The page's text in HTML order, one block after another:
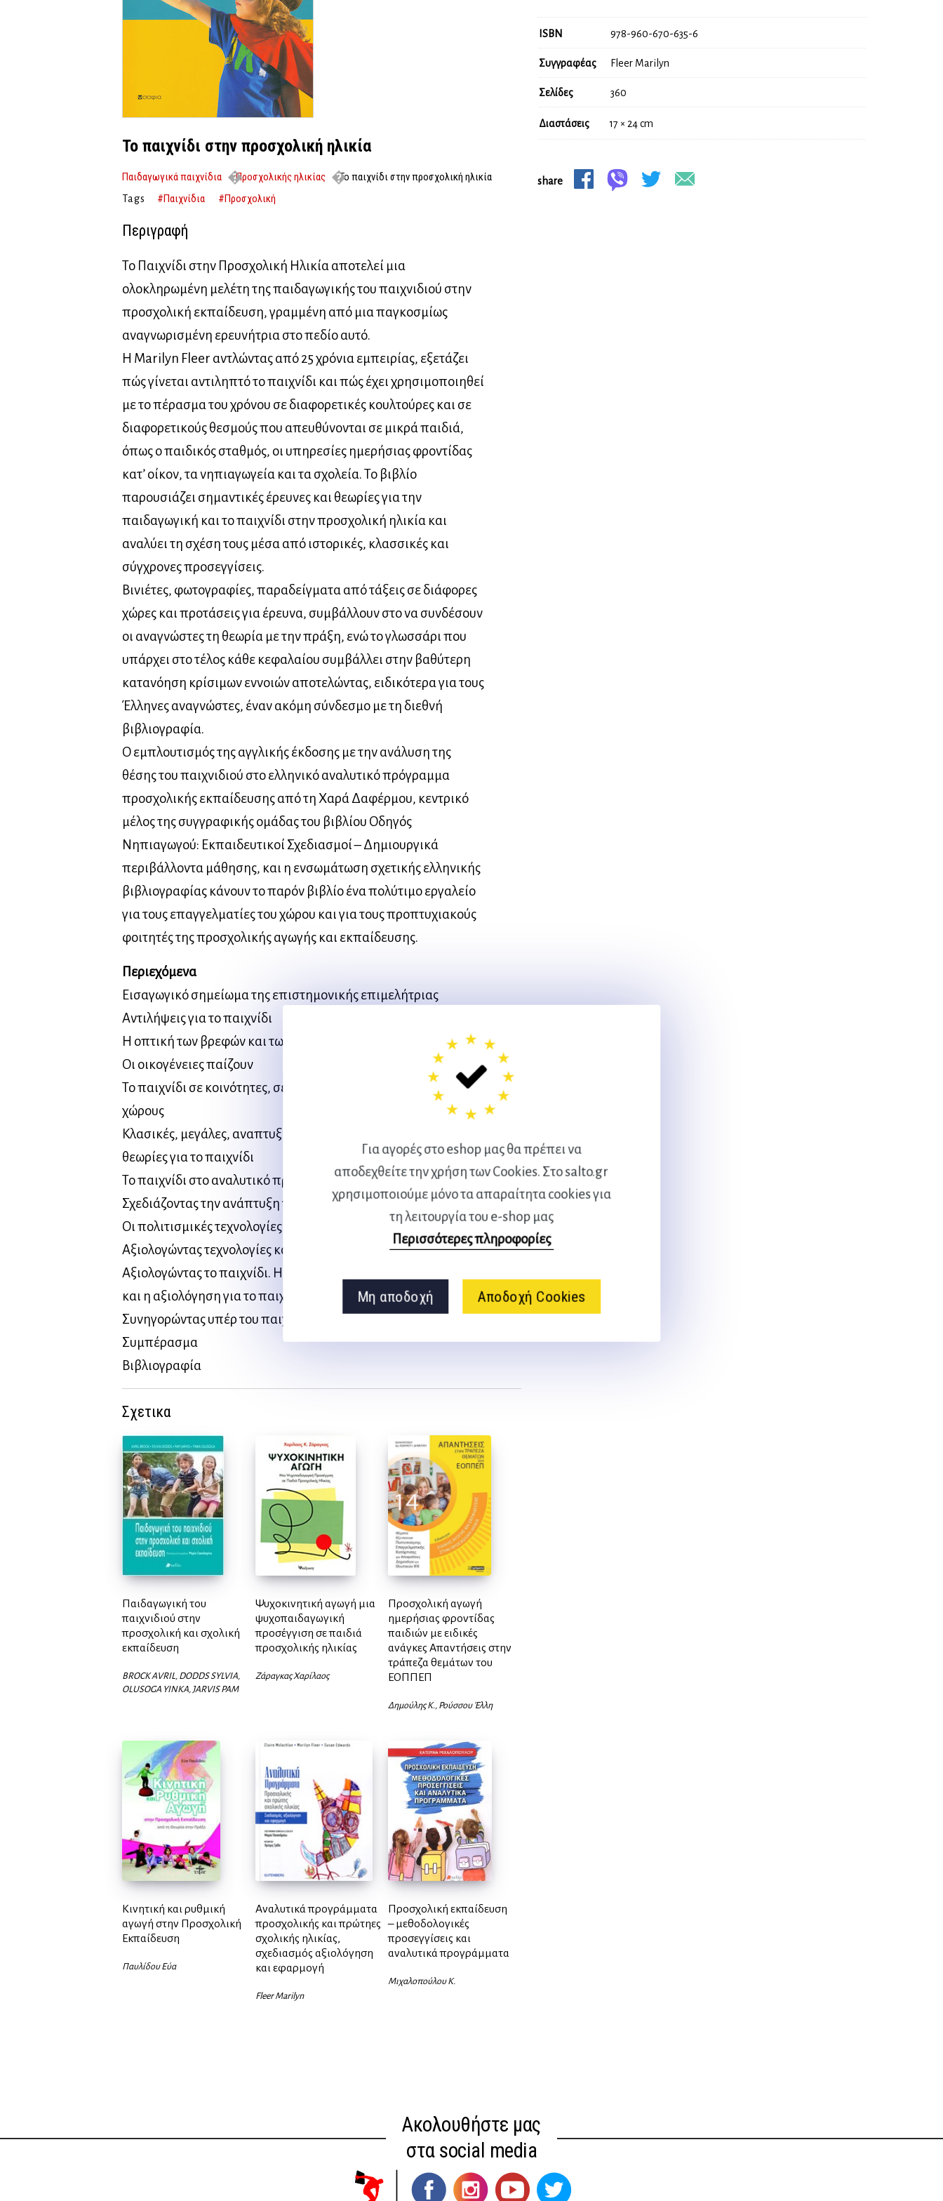
Για αγορές στο eshop μας θα πρέπει να
αποδεχθείτε την χρήση των Cookies. Στο salto.gr
χρησιμοποιούμε μόνο τα απαραίτητα cookies για
τη λειτουργία του e-shop μας
Περισσότερες πληροφορίες
Μη αποδοχή Αποδοχή Cookies
Διαστάσεις 17 × 24 cm
ISBN 978-960-670-635-6
Συγγραφέας Fleer Marilyn
Σελίδες 360
share
Το παιχνίδι στην προσχολική ηλικία
Παιδαγωγικά παιχνίδια Προσχολικής ηλικίας Το παιχνίδι στην προσχολική ηλικία
Tags #Παιχνίδια #Προσχολική
Περιγραφή
Το Παιχνίδι στην Προσχολική Ηλικία αποτελεί μια
ολοκληρωμένη μελέτη της παιδαγωγικής του παιχνιδιού στην
προσχολική εκπαίδευση, γραμμένη από μια παγκοσμίως
αναγνωρισμένη ερευνήτρια στο πεδίο αυτό.
Η Marilyn Fleer αντλώντας από 25 χρόνια εμπειρίας, εξετάζει
πώς γίνεται αντιληπτό το παιχνίδι και πώς έχει χρησιμοποιηθεί
με το πέρασμα του χρόνου σε διαφορετικές κουλτούρες και σε
διαφορετικούς θεσμούς που απευθύνονται σε μικρά παιδιά,
όπως ο παιδικός σταθμός, οι υπηρεσίες ημερήσιας φροντίδας
κατ’ οίκον, τα νηπιαγωγεία και τα σχολεία. Το βιβλίο
παρουσιάζει σημαντικές έρευνες και θεωρίες για την
παιδαγωγική και το παιχνίδι στην προσχολική ηλικία και
αναλύει τη σχέση τους μέσα από ιστορικές, κλασσικές και
σύγχρονες προσεγγίσεις.
Βινιέτες, φωτογραφίες, παραδείγματα από τάξεις σε διάφορες
χώρες και προτάσεις για έρευνα, συμβάλλουν στο να συνδέσουν
οι αναγνώστες τη θεωρία με την πράξη, ενώ το γλωσσάρι που
υπάρχει στο τέλος κάθε κεφαλαίου συμβάλλει στην βαθύτερη
κατανόηση κρίσιμων εννοιών αποτελώντας, ειδικότερα για τους
Έλληνες αναγνώστες, έναν ακόμη σύνδεσμο με τη διεθνή
βιβλιογραφία.
Ο εμπλουτισμός της αγγλικής έκδοσης με την ανάλυση της
θέσης του παιχνιδιού στο ελληνικό αναλυτικό πρόγραμμα
προσχολικής εκπαίδευσης από τη Χαρά Δαφέρμου, κεντρικό
μέλος της συγγραφικής ομάδας του βιβλίου Οδηγός
Νηπιαγωγού: Εκπαιδευτικοί Σχεδιασμοί – Δημιουργικά
περιβάλλοντα μάθησης, και η ενσωμάτωση σχετικής ελληνικής
βιβλιογραφίας κάνουν το παρόν βιβλίο ένα πολύτιμο εργαλείο
για τους επαγγελματίες του χώρου και για τους προπτυχιακούς
φοιτητές της προσχολικής αγωγής και εκπαίδευσης.
Περιεχόμενα
Εισαγωγικό σημείωμα της επιστημονικής επιμελήτριας
Αντιλήψεις για το παιχνίδι
Η οπτική των βρεφών και των μικρών παιδιών για το παιχνίδι
Οι οικογένειες παίζουν
Το παιχνίδι σε κοινότητες, σε τάξεις και σε εκπαιδευτικούς
χώρους
Κλασικές, μεγάλες, αναπτυξιακές και μετα-αναπτυξιακές
θεωρίες για το παιχνίδι
Το παιχνίδι στο αναλυτικό πρόγραμμα
Σχεδιάζοντας την ανάπτυξη του παιχνιδιού
Οι πολιτισμικές τεχνολογίες και το παιχνίδι
Αξιολογώντας τεχνολογίες και το παιχνίδι
Αξιολογώντας το παιχνίδι. Η αξιολόγηση μέσα από το παιχνίδι
και η αξιολόγηση για το παιχνίδι
Συνηγορώντας υπέρ του παιχνιδιού
Συμπέρασμα
Βιβλιογραφία
Σχετικα
Παιδαγωγική του
παιχνιδιού στην
προσχολική και σχολική
εκπαίδευση
BROCK AVRIL, DODDS SYLVIA,
OLUSOGA YINKA, JARVIS PAM
Ψυχοκινητική αγωγή μια
ψυχοπαιδαγωγική
προσέγγιση σε παιδιά
προσχολικής ηλικίας
Ζάραγκας Χαρίλαος
Προσχολική αγωγή
ημερήσιας φροντίδας
παιδιών με ειδικές
ανάγκες Απαντήσεις στην
τράπεζα θεμάτων του
ΕΟΠΠΕΠ
Δημούλης Κ., Ρούσσου Έλλη
Κινητική και ρυθμική
αγωγή στην Προσχολική
Εκπαίδευση
Παυλίδου Εύα
Αναλυτικά προγράμματα
προσχολικής και πρώτηες
σχολικής ηλικίας,
σχεδιασμός αξιολόγηση
και εφαρμογή
Fleer Marilyn
Προσχολική εκπαίδευση
– μεθοδολογικές
προσεγγίσεις και
αναλυτικά προγράμματα
Μιχαλοπούλου Κ.
Ακολουθήστε μας
στα social media